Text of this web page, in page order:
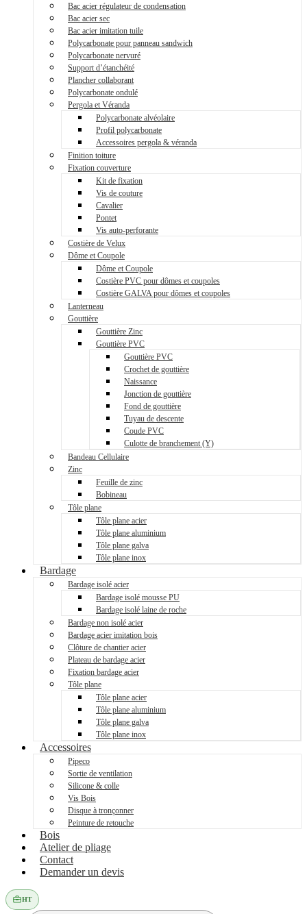
Bac acier régulateur de condensation
Bac acier sec
Bac acier imitation tuile
Polycarbonate pour panneau sandwich
Polycarbonate nervuré
Support d’étanchéité
Plancher collaborant
Polycarbonate ondulé
Pergola et Véranda
Polycarbonate alvéolaire
Profil polycarbonate
Accessoires pergola & véranda
Finition toiture
Fixation couverture
Kit de fixation
Vis de couture
Cavalier
Pontet
Vis auto-perforante
Costière de Velux
Dôme et Coupole
Dôme et Coupole
Costière PVC pour dômes et coupoles
Costière GALVA pour dômes et coupoles
Lanterneau
Gouttière
Gouttière Zinc
Gouttière PVC
Gouttière PVC
Crochet de gouttière
Naissance
Jonction de gouttière
Fond de gouttière
Tuyau de descente
Coude PVC
Culotte de branchement (Y)
Bandeau Cellulaire
Zinc
Feuille de zinc
Bobineau
Tôle plane
Tôle plane acier
Tôle plane aluminium
Tôle plane galva
Tôle plane inox
Bardage
Bardage isolé acier
Bardage isolé mousse PU
Bardage isolé laine de roche
Bardage non isolé acier
Bardage acier imitation bois
Clôture de chantier acier
Plateau de bardage acier
Fixation bardage acier
Tôle plane
Tôle plane acier
Tôle plane aluminium
Tôle plane galva
Tôle plane inox
Accessoires
Pipeco
Sortie de ventilation
Silicone & colle
Vis Bois
Disque à tronçonner
Peinture de retouche
Bois
Atelier de pliage
Contact
Demander un devis
HT